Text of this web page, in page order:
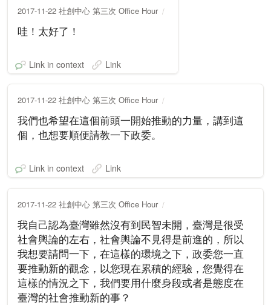
2017-11-22 社創中心 第三次 Office Hour
哇！太好了！
Link in context Link
2017-11-22 社創中心 第三次 Office Hour
我們也希望在這個前頭一開始推動的力量，講到這
個，也想要順便請教一下政委。
Link in context Link
2017-11-22 社創中心 第三次 Office Hour
我自己認為臺灣雖然沒有到民智未開，臺灣是很受
社會輿論的左右，社會輿論不見得是前進的，所以
我想要請問一下，在這樣的環境之下，政委您一直
要推動新的觀念，以您現在累積的經驗，您覺得在
這樣的情況之下，我們要用什麼身段或者是態度在
臺灣的社會推動新的事？